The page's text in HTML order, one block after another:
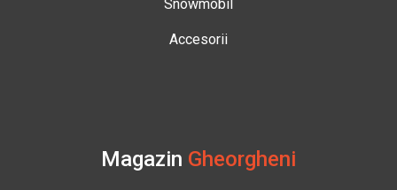
Snowmobil
Accesorii
Magazin Gheorgheni